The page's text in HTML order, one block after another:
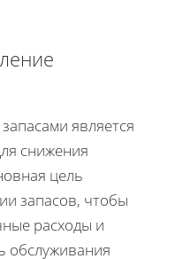
является
снижения
цель
запасов, чтобы
расходы и
обслуживания